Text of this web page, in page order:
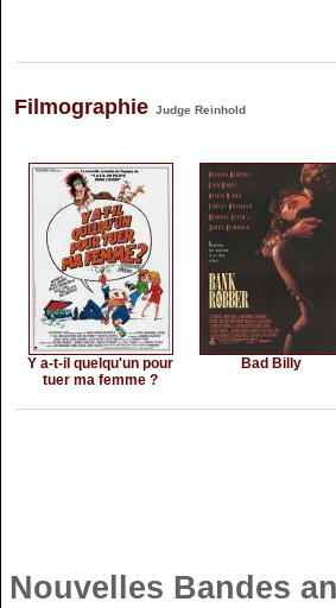
Filmographie Judge Reinhold
Y a-t-il quelqu'un pour
tuer ma femme ?
Bad Billy
Nouvelles Bandes